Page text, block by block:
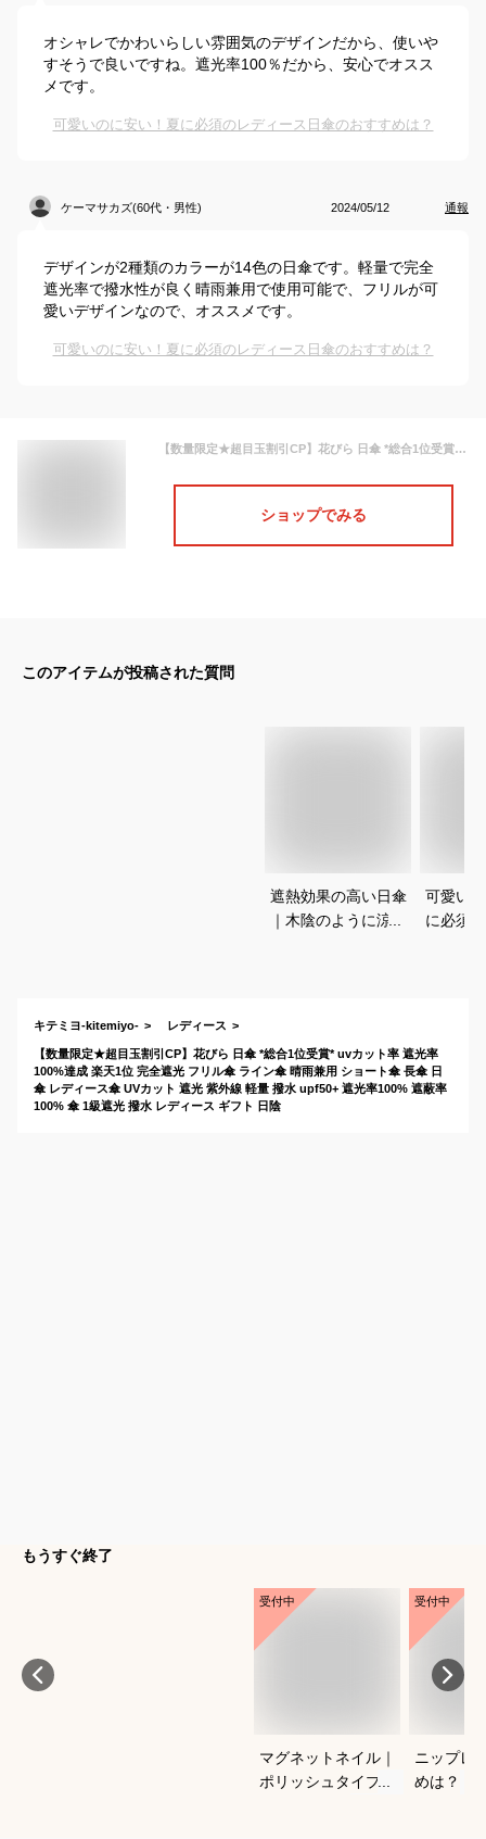
オシャレでかわいらしい雰囲気のデザインだから、使いや
すそうで良いですね。遮光率100％だから、安心でオスス
メです。
可愛いのに安い！夏に必須のレディース日傘のおすすめは？
ケーマサカズ(60代・男性) 2024/05/12 通報
デザインが2種類のカラーが14色の日傘です。軽量で完全
遮光率で撥水性が良く晴雨兼用で使用可能で、フリルが可
愛いデザインなので、オススメです。
可愛いのに安い！夏に必須のレディース日傘のおすすめは？
【数量限定★超目玉割引CP】花びら 日傘 *総合1位受賞* uvカット率 遮光率100%達成 楽天1位 完全遮光 フリル傘 ライン傘 晴雨兼用 ショート傘 長傘 日傘 レディース傘 UVカット 遮光 紫外線 軽量 撥水 upf50+ 遮光率100% 遮蔽率100% 傘 1級遮光 撥水 レディース ギフト 日陰
ショップでみる
このアイテムが投稿された質問
遮熱効果の高い日傘
｜木陰のように涼し
可愛い
に必須
キテミヨ-kitemiyo- レディース
【数量限定★超目玉割引CP】花びら 日傘 *総合1位受賞* uvカット率 遮光率
100%達成 楽天1位 完全遮光 フリル傘 ライン傘 晴雨兼用 ショート傘 長傘 日
傘 レディース傘 UVカット 遮光 紫外線 軽量 撥水 upf50+ 遮光率100% 遮蔽率
100% 傘 1級遮光 撥水 レディース ギフト 日陰
もうすぐ終了
受付中
マグネットネイル｜
ポリッシュタイプで
受付中
ニップレ
めは？